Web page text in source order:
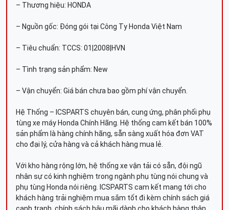
– Thương hiệu: HONDA
– Nguồn gốc: Đóng gói tại Công Ty Honda Việt Nam
– Tiêu chuẩn: TCCS: 01|2008|HVN
– Tình trạng sản phẩm: New
– Vận chuyển: Giá bán chưa bao gồm phí vận chuyển.
Hệ Thống – ICSPARTS chuyên bán, cung ứng, phân phối phụ
tùng xe máy Honda Chính Hãng. Hệ thống cam kết bán 100%
sản phẩm là hàng chính hãng, sẵn sàng xuất hóa đơn VAT
cho đại lý, cửa hàng và cả khách hàng mua lẻ.
Với kho hàng rộng lớn, hệ thống xe vận tải có sẵn, đội ngũ
nhân sự có kinh nghiệm trong ngành phụ tùng nói chung và
phụ tùng Honda nói riêng. ICSPARTS cam kết mang tới cho
khách hàng trải nghiệm mua sắm tốt đi kèm chính sách giá